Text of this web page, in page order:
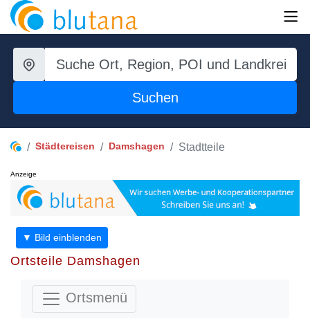
Suchen
Städtereisen Damshagen Stadtteile
Anzeige
▼ Bild einblenden
Ortsteile Damshagen
Ortsmenü